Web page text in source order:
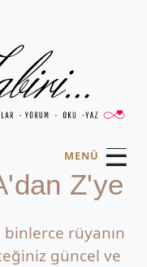
MENÜ ☰
Z'ye
rüyanın
güncel ve